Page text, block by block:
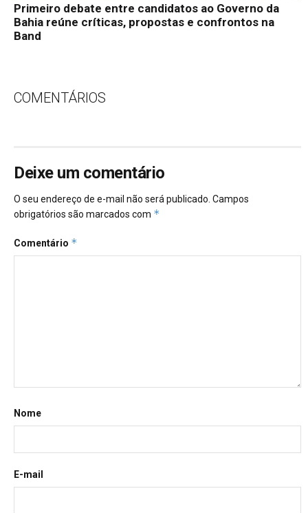
Primeiro debate entre candidatos ao Governo da
Bahia reúne críticas, propostas e confrontos na
Band
COMENTÁRIOS
Deixe um comentário
O seu endereço de e-mail não será publicado. Campos
obrigatórios são marcados com *
Comentário *
Nome
E-mail